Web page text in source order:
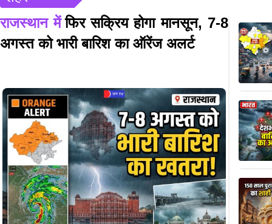
राजस्थान में फिर सक्रिय होगा मानसून, 7-8
अगस्त को भारी बारिश का ऑरेंज अलर्ट